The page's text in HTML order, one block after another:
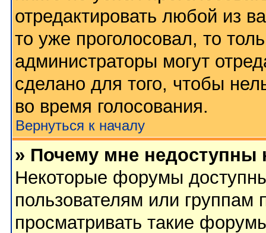
отредактировать любой из
то уже проголосовал, то
администраторы могут
сделано для того, чтобы
во время голосования.
Вернуться к началу
» Почему мне
Некоторые форумы
пользователям или группам
просматривать такие